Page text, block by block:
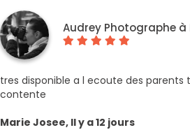
Audrey Photographe à
tres disponible a l ecoute des parents
contente
Marie Josee, Il y a 12 jours